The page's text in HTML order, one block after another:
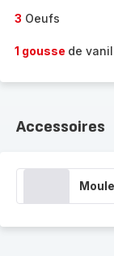
3 Oeufs
1 gousse de
Accessoires